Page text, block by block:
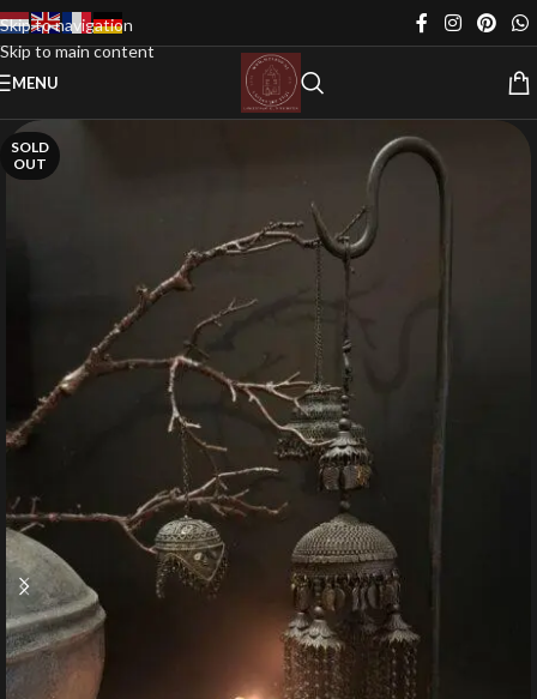
Skip to navigation
Skip to main content
MENU
SOLD
OUT